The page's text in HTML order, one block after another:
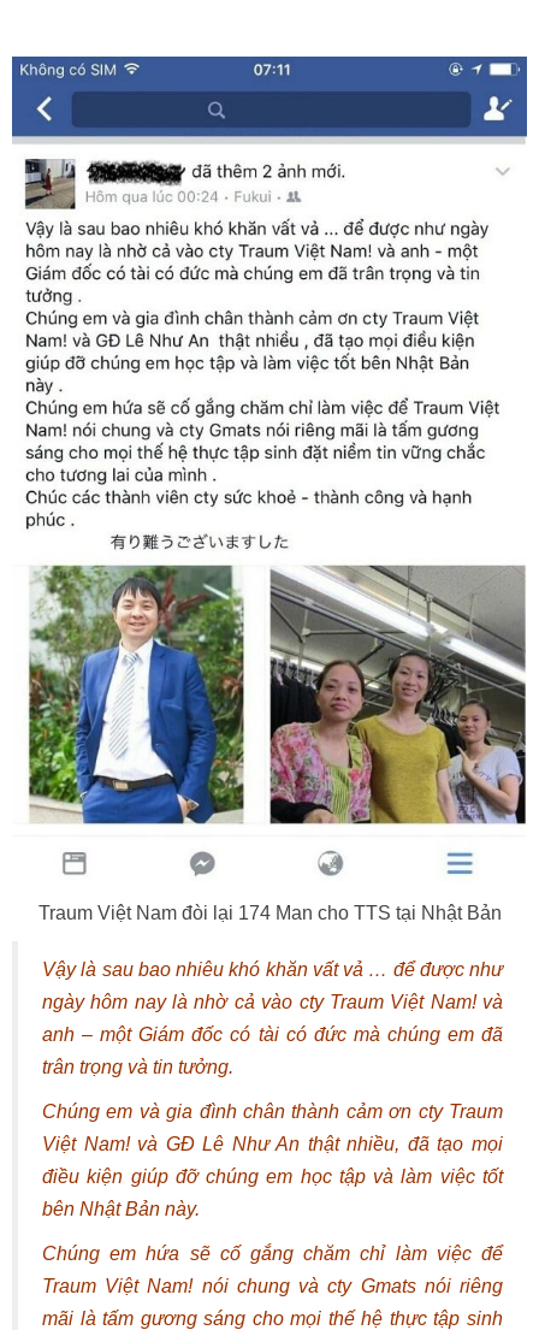
Traum Việt Nam đòi lại 174 Man cho TTS tại Nhật Bản
Vậy là sau bao nhiêu khó khăn vất vả … để được như
ngày hôm nay là nhờ cả vào cty Traum Việt Nam! và
anh – một Giám đốc có tài có đức mà chúng em đã
trân trọng và tin tưởng.
Chúng em và gia đình chân thành cảm ơn cty Traum
Việt Nam! và GĐ Lê Như An thật nhiều, đã tạo mọi
điều kiện giúp đỡ chúng em học tập và làm việc tốt
bên Nhật Bản này.
Chúng em hứa sẽ cố gắng chăm chỉ làm việc để
Traum Việt Nam! nói chung và cty Gmats nói riêng
mãi là tấm gương sáng cho mọi thế hệ thực tập sinh